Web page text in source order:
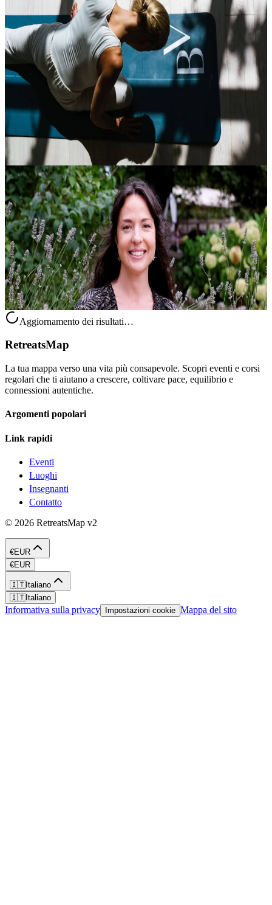
Aperitivo Benessere
Ogni mercoledì, Palazzo BelVedere si trasforma in un'oasi di
serenità per chi cerca uno spazio dedicato al proprio equilibrio
interiore. L'Aperitivo Benessere non è semplicemente un incontro
Su richiesta
12 agosto 2026 01:00
Montecatini Terme, Italia
Nancy - Breathwork
Con un percorso che unisce la formazione da Breathwork Facilitator
certificata, il livello di Reiki Master e l’esperienza come infermiera
registrata, Nancy propone un approccio al benessere radicato,....
150,00 €
Provincia di Grosseto, Italia
Aggiornamento dei risultati…
RetreatsMap
La tua mappa verso una vita più consapevole. Scopri eventi e corsi
regolari che ti aiutano a crescere, coltivare pace, equilibrio e
connessioni autentiche.
Argomenti popolari
Link rapidi
Eventi
Luoghi
Insegnanti
Contatto
© 2026 RetreatsMap v2
€EUR
€EUR
🇮🇹Italiano
🇮🇹Italiano
Informativa sulla privacy Impostazioni cookie Mappa del sito